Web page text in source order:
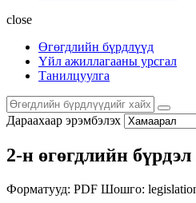
close
Өгөгдлийн бүрдлүүд
Үйл ажиллагааны урсгал
Танилцуулга
Дараахаар эрэмбэлэх
2-н өгөгдлийн бүрдэл
Форматууд: PDF Шошго: